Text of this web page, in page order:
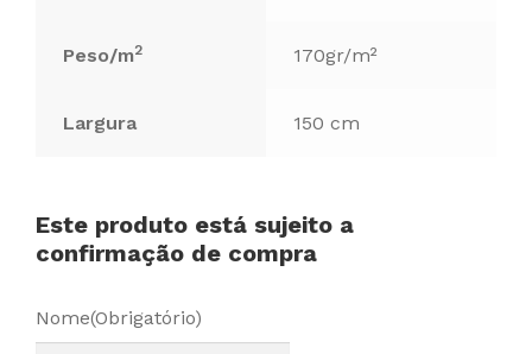
Peso/m2 170gr/m²
Largura 150 cm
Este produto está sujeito a
confirmação de compra
Nome(Obrigatório)